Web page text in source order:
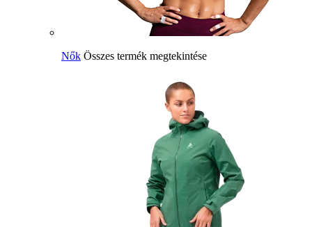
Nők Összes termék megtekintése